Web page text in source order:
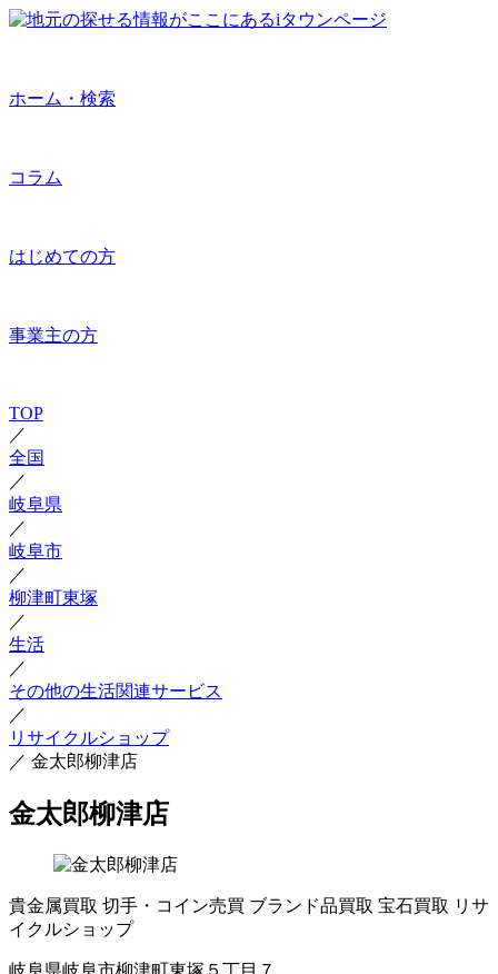
ホーム・検索
コラム
はじめての方
事業主の方
TOP
／
全国
／
岐阜県
／
岐阜市
／
柳津町東塚
／
生活
／
その他の生活関連サービス
／
リサイクルショップ
／ 金太郎柳津店
金太郎柳津店
貴金属買取 切手・コイン売買 ブランド品買取 宝石買取 リサ
イクルショップ
岐阜県岐阜市柳津町東塚５丁目７